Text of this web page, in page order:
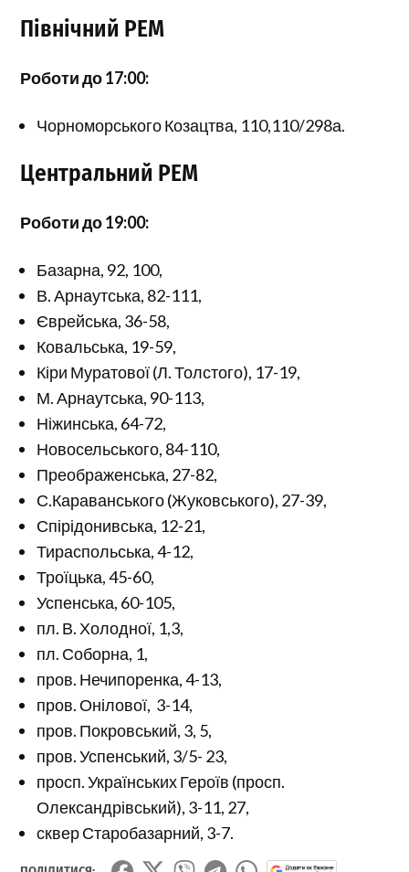
Північний РЕМ
Роботи до 17:00:
Чорноморського Козацтва, 110,110/298а.
Центральний РЕМ
Роботи до 19:00:
Базарна, 92, 100,
В. Арнаутська, 82-111,
Єврейська, 36-58,
Ковальська, 19-59,
Кіри Муратової (Л. Толстого), 17-19,
М. Арнаутська, 90-113,
Ніжинська, 64-72,
Новосельського, 84-110,
Преображенська, 27-82,
С.Караванського (Жуковського), 27-39,
Спірідонивська, 12-21,
Тираспольська, 4-12,
Троїцька, 45-60,
Успенська, 60-105,
пл. В. Холодної, 1,3,
пл. Соборна, 1,
пров. Нечипоренка, 4-13,
пров. Онілової, 3-14,
пров. Покровський, 3, 5,
пров. Успенський, 3/5- 23,
просп. Українських Героїв (просп.
Олександрівський), 3-11, 27,
сквер Старобазарний, 3-7.